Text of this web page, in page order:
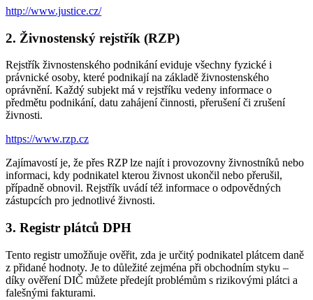
http://www.justice.cz/
2. Živnostenský rejstřík (RZP)
Rejstřík živnostenského podnikání eviduje všechny fyzické i
právnické osoby, které podnikají na základě živnostenského
oprávnění. Každý subjekt má v rejstříku vedeny informace o
předmětu podnikání, datu zahájení činnosti, přerušení či zrušení
živnosti.
https://www.rzp.cz
Zajímavostí je, že přes RZP lze najít i provozovny živnostníků nebo
informaci, kdy podnikatel kterou živnost ukončil nebo přerušil,
případně obnovil. Rejstřík uvádí též informace o odpovědných
zástupcích pro jednotlivé živnosti.
3. Registr plátců DPH
Tento registr umožňuje ověřit, zda je určitý podnikatel plátcem daně
z přidané hodnoty. Je to důležité zejména při obchodním styku –
díky ověření DIČ můžete předejít problémům s rizikovými plátci a
falešnými fakturami.